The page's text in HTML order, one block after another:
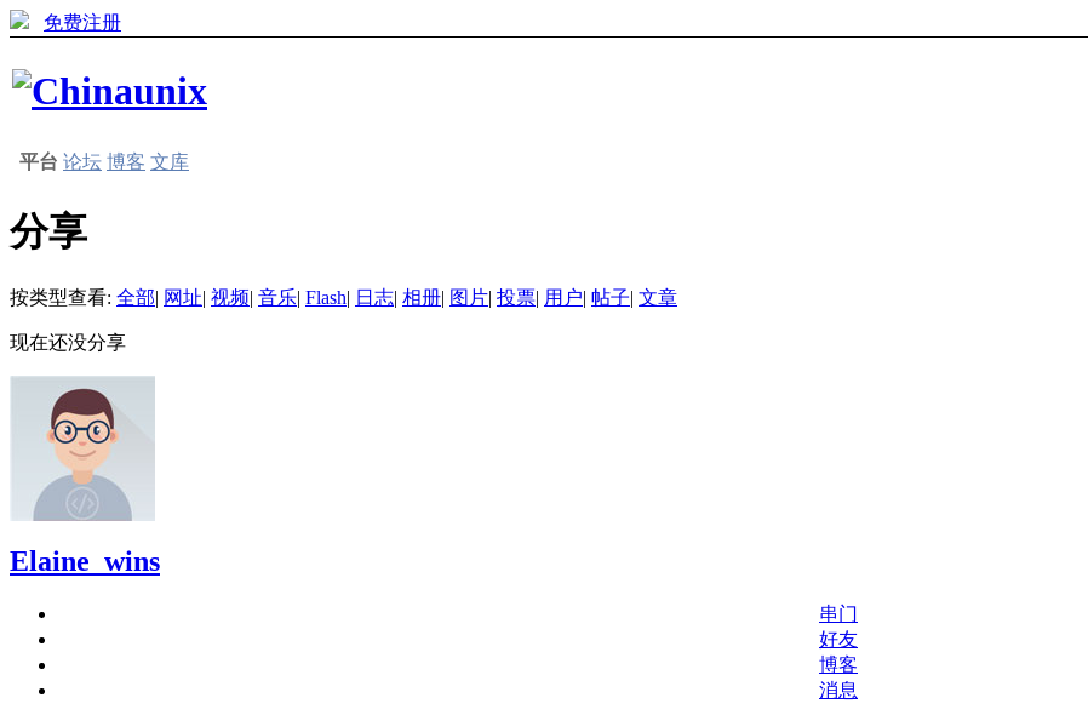
免费注册
平台 论坛 博客 文库
分享
按类型查看: 全部| 网址| 视频| 音乐| Flash| 日志| 相册| 图片| 投票| 用户| 帖子| 文章
现在还没分享
Elaine_wins
串门
好友
博客
消息